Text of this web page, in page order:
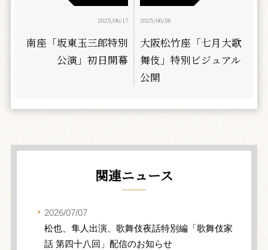
2025/06/17
南座「坂東玉三郎特別
公演」初日開幕
2025/06/18
大阪松竹座「七月大歌
舞伎」特別ビジュアル
公開
関連ニュース
2026/07/07
松也、隼人出演、歌舞伎夜話特別編「歌舞伎家
話 第四十八回」配信のお知らせ